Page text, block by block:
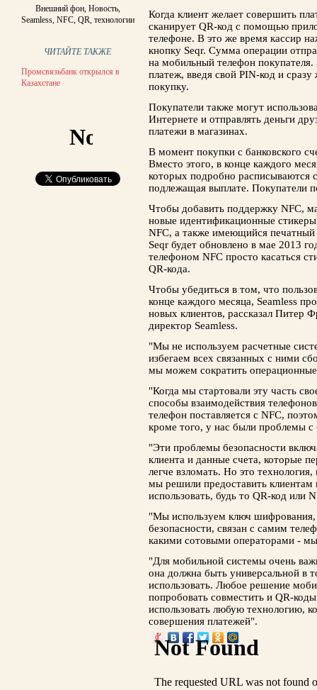
Внешний фон, Новость,
Seamless, NFC, QR, технологии
ЧИТАЙТЕ ТАКЖЕ
Промсвязьбанк открылся в
Казахстане
Когда клиент желает совершить
сканирует QR-код с помощью
телефоне. В это же время кассир
кнопку Seqr. Сумма операции
на мобильный телефон
платеж, введя свой PIN-код и
покупку.
Покупатели также могут
Интернете и отправлять деньги
платежи в магазинах.
В момент покупки с банковского
Вместо этого, в конце каждого
которых подробно
подлежащая выплате. Покупатели
Чтобы добавить поддержку NFC,
новые идентификационные
NFC, а также имеющийся
Seqr будет обновлено ​​в мае 2013
телефоном NFC просто касаться
QR-кода.
Чтобы убедиться в том, что
конце каждого месяца, Seamless
новых клиентов, рассказал Питер
директор Seamless.
"Мы не используем расчетные
избегаем всех связанных с ними
мы можем сократить
"Когда мы стартовали эту часть
способы взаимодействия
телефон поставляется с NFC,
кроме того, у нас были проблемы с
"Эти проблемы безопасности
клиента и данные счета, которые
легче взломать. Но это
мы решили предоставить клиентам
использовать, будь то QR-код или
"Мы используем ключ
безопасности, связан с самим
какими сотовыми операторами -
"Для мобильной системы очень
она должна быть универсальной в
использовать. Любое решение
попробовать совместить и QR-
использовать любую технологию,
совершения платежей".